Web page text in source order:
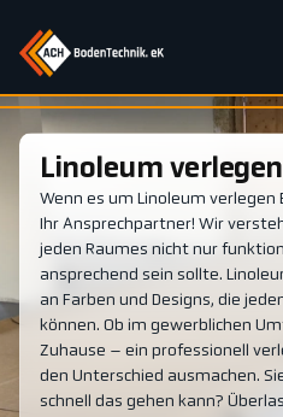
Linoleum
Wenn es um Linoleum
Ihr Ansprechpartner! Wir
jeden Raumes nicht nur
ansprechend sein sollte.
an Farben und Designs, die
können. Ob im gewerblichen
Zuhause – ein professionell
den Unterschied ausmachen.
schnell das gehen kann?